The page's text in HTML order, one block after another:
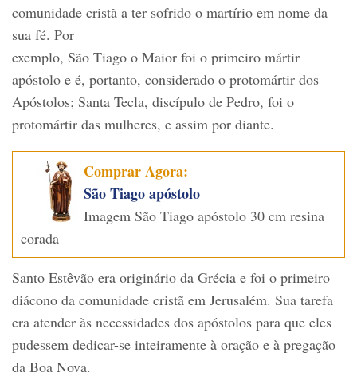
comunidade cristã a ter sofrido o martírio em nome da
sua fé. Por
exemplo, São Tiago o Maior foi o primeiro mártir
apóstolo e é, portanto, considerado o protomártir dos
Apóstolos; Santa Tecla, discípulo de Pedro, foi o
protomártir das mulheres, e assim por diante.
Comprar Agora:
São Tiago apóstolo
Imagem São Tiago apóstolo 30 cm resina
corada
Santo Estêvão era originário da Grécia e foi o primeiro
diácono da comunidade cristã em Jerusalém. Sua tarefa
era atender às necessidades dos apóstolos para que eles
pudessem dedicar-se inteiramente à oração e à pregação
da Boa Nova.